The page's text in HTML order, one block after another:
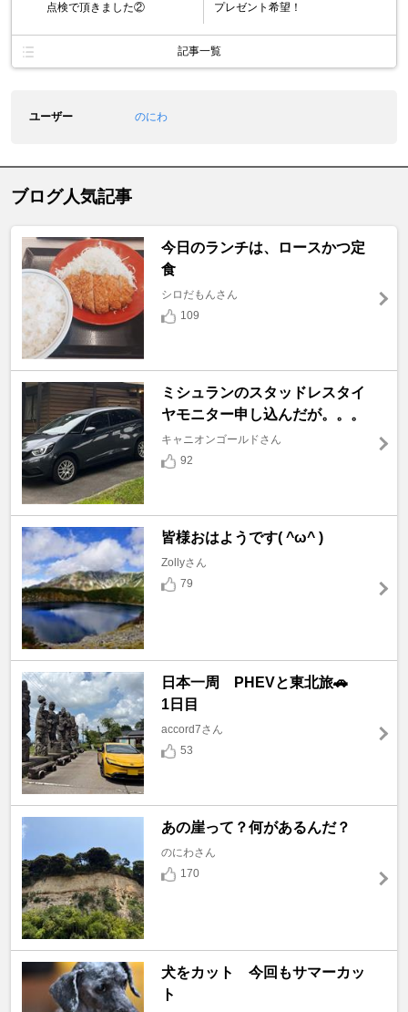
点検で頂きました② プレゼント希望！
記事一覧
ユーザー のにわ
ブログ人気記事
今日のランチは、ロースかつ定
食
シロだもんさん
109
ミシュランのスタッドレスタイ
ヤモニター申し込んだが。。。
キャニオンゴールドさん
92
皆様おはようです( ^ω^ )
Zollyさん
79
日本一周 PHEVと東北旅🚗
1日目
accord7さん
53
あの崖って？何があるんだ？
のにわさん
170
犬をカット 今回もサマーカッ
ト